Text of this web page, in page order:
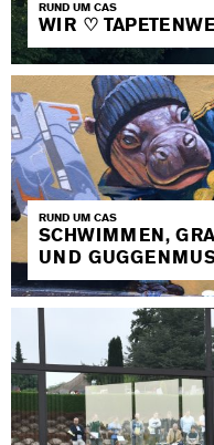
RUND UM CAS
WIR ♡
RUND UM CAS
SCHWIMMEN,
UND